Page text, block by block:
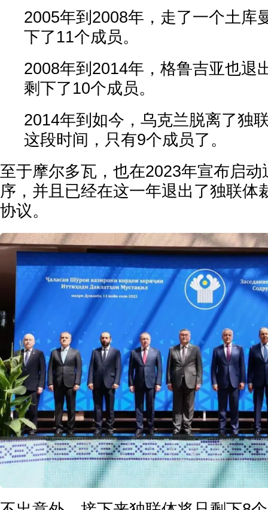
2005年到2008年，走了一个土库
下了11个成员。
2008年到2014年，格鲁吉亚也退
剩下了10个成员。
2014年到如今，乌克兰脱离了独
这段时间，只有9个成员了。
至于摩尔多瓦，也在2023年宣布启
序，并且已经在这一年退出了独联体
协议。